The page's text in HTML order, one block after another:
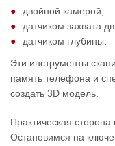
двойной камерой;
датчиком захвата
датчиком глубины.
Эти инструменты
память телефона и
создать 3D модель.
Практическая
Остановимся на